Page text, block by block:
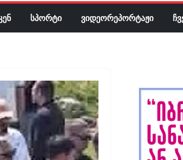
ᲡᲞᲝᲠᲢᲘ ᲕᲘᲓᲔᲝᲠᲔᲞᲝᲠᲢᲐᲟᲘ